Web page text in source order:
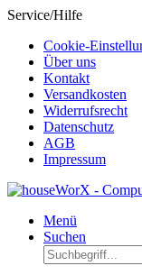
Service/Hilfe
Cookie-
Über uns
Kontakt
Versandkosten
Widerrufsrecht
Datenschutz
AGB
Impressum
Menü
Suchen